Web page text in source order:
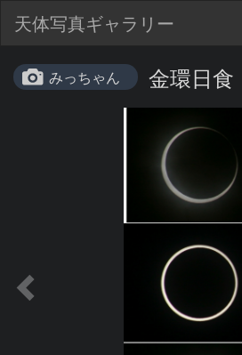
天体写真ギャラリー
みっちゃん 金環日食